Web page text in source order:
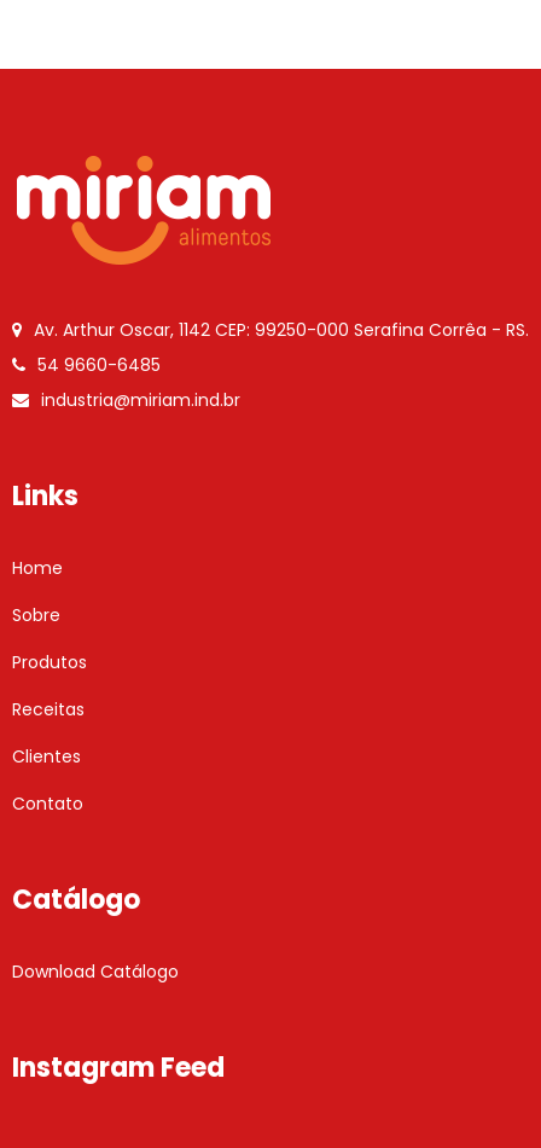
Av. Arthur Oscar, 1142 CEP: 99250-000 Serafina Corrêa - RS.
54 9660-6485
industria@miriam.ind.br
Links
Home
Sobre
Produtos
Receitas
Clientes
Contato
Catálogo
Download Catálogo
Instagram Feed